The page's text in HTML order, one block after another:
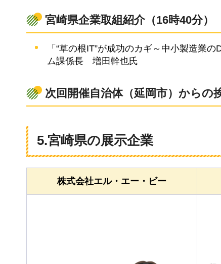
宮崎県企業取組紹介（16時40分）
「“草の根IT”が成功のカギ～中小製造業
ム課係長
増 田幹也氏
次回開催自治体（延岡市）からの
5.宮崎県の展示企業
株式会社エル・エー・ビー